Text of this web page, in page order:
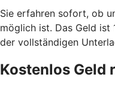
Sie erfahren sofort, ob
möglich ist. Das Geld ist
der vollständigen
Kostenlos Geld